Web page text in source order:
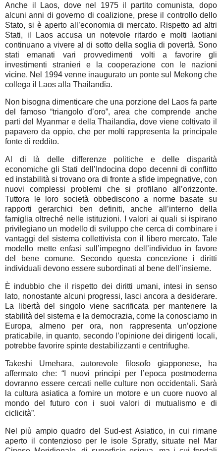
Anche il Laos, dove nel 1975 il partito comunista, dopo
alcuni anni di governo di coalizione, prese il controllo dello
Stato, si è aperto all’economia di mercato. Rispetto ad altri
Stati, il Laos accusa un notevole ritardo e molti laotiani
continuano a vivere al di sotto della soglia di povertà. Sono
stati emanati vari provvedimenti volti a favorire gli
investimenti stranieri e la cooperazione con le nazioni
vicine. Nel 1994 venne inaugurato un ponte sul Mekong che
collega il Laos alla Thailandia.
Non bisogna dimenticare che una porzione del Laos fa parte
del famoso “triangolo d’oro”, area che comprende anche
parti del Myanmar e della Thailandia, dove viene coltivato il
papavero da oppio, che per molti rappresenta la principale
fonte di reddito.
Al di là delle differenze politiche e delle disparità
economiche gli Stati dell’Indocina dopo decenni di conflitto
ed instabilità si trovano ora di fronte a sfide impegnative, con
nuovi complessi problemi che si profilano all’orizzonte.
Tuttora le loro società obbediscono a norme basate su
rapporti gerarchici ben definiti, anche all’interno della
famiglia oltreché nelle istituzioni. I valori ai quali si ispirano
privilegiano un modello di sviluppo che cerca di combinare i
vantaggi del sistema collettivista con il libero mercato. Tale
modello mette enfasi sull’impegno dell’individuo in favore
del bene comune. Secondo questa concezione i diritti
individuali devono essere subordinati al bene dell’insieme.
È indubbio che il rispetto dei diritti umani, intesi in senso
lato, nonostante alcuni progressi, lasci ancora a desiderare.
La libertà del singolo viene sacrificata per mantenere la
stabilità del sistema e la democrazia, come la conosciamo in
Europa, almeno per ora, non rappresenta un’opzione
praticabile, in quanto, secondo l’opinione dei dirigenti locali,
potrebbe favorire spinte destabilizzanti e centrifughe.
Takeshi Umehara, autorevole filosofo giapponese, ha
affermato che: “I nuovi principi per l’epoca postmoderna
dovranno essere cercati nelle culture non occidentali. Sarà
la cultura asiatica a fornire un motore e un cuore nuovo al
mondo del futuro con i suoi valori di mutualismo e di
ciclicità”.
Nel più ampio quadro del Sud-est Asiatico, in cui rimane
aperto il contenzioso per le isole Spratly, situate nel Mar